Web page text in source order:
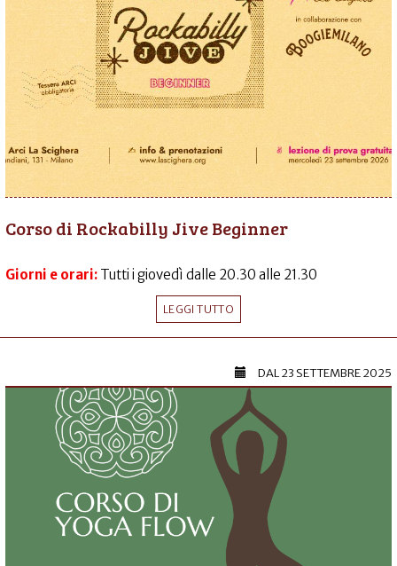
Corso di Rockabilly Jive Beginner
Giorni e orari: Tutti i giovedì dalle 20.30 alle 21.30
LEGGI TUTTO
DAL23 SETTEMBRE 2025